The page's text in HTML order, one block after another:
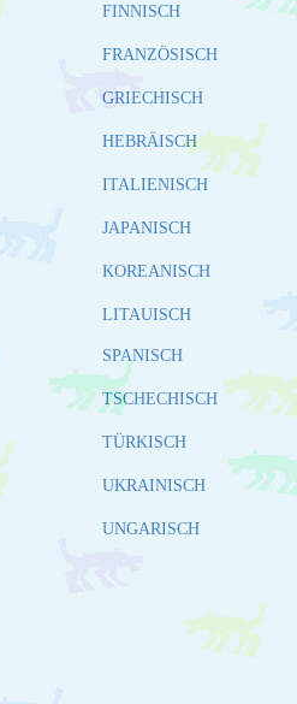
FINNISCH
FRANZÖSISCH
GRIECHISCH
HEBRÄISCH
ITALIENISCH
JAPANISCH
KOREANISCH
LITAUISCH
SPANISCH
TSCHECHISCH
TÜRKISCH
UKRAINISCH
UNGARISCH